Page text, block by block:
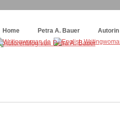
Home
Petra A. Bauer Autorin